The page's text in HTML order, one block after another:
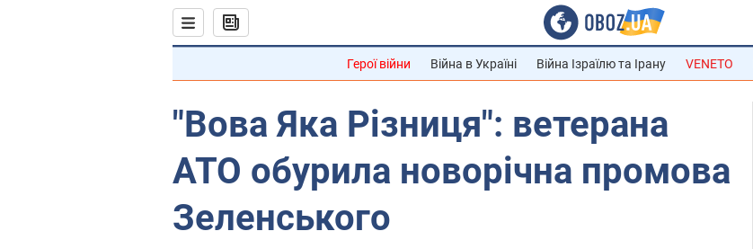
Герої війни Війна в Україні Війна Ізраїлю та Ірану VENETO
"Вова Яка Різниця": ветерана
АТО обурила новорічна промова
Зеленського